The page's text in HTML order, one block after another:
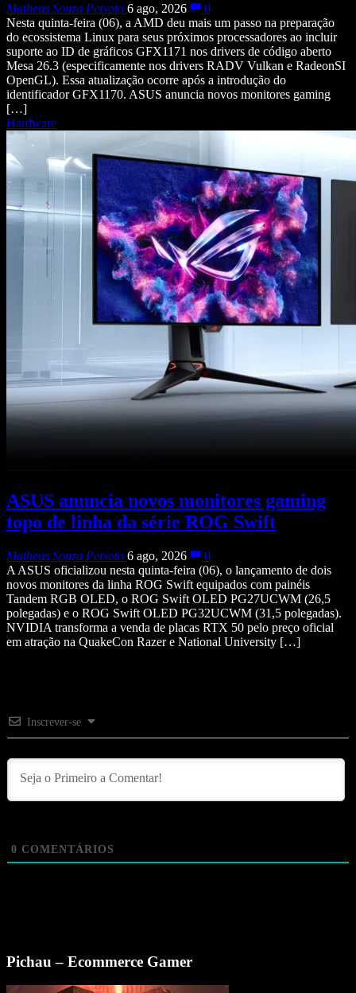
Matheus Souza Peixoto 6 ago, 2026
0
Nesta quinta-feira (06), a AMD deu mais um passo na preparação
do ecossistema Linux para seus próximos processadores ao incluir
suporte ao ID de gráficos GFX1171 nos drivers de código aberto
Mesa 26.3 (especificamente nos drivers RADV Vulkan e RadeonSI
OpenGL). Essa atualização ocorre após a introdução do
identificador GFX1170. ASUS anuncia novos monitores gaming
[…]
Hardware
ASUS anuncia novos monitores gaming
topo de linha da série ROG Swift
Matheus Souza Peixoto 6 ago, 2026
0
A ASUS oficializou nesta quinta-feira (06), o lançamento de dois
novos monitores da linha ROG Swift equipados com painéis
Tandem RGB OLED, o ROG Swift OLED PG27UCWM (26,5
polegadas) e o ROG Swift OLED PG32UCWM (31,5 polegadas).
NVIDIA transforma a venda de placas RTX 50 pelo preço oficial
em atração na QuakeCon Razer e National University […]
Inscrever-se
0 COMENTÁRIOS
Pichau – Ecommerce Gamer